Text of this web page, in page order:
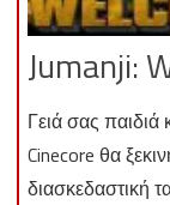
Jumanji:
Γειά σας
Cinecore θα
διασκεδαστική